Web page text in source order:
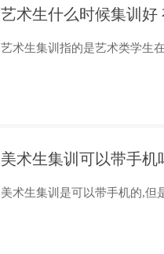
艺术生什么时候集训好
艺术生集训指的是艺术类学生
美术生集训可以带手机
美术生集训是可以带手机的,但